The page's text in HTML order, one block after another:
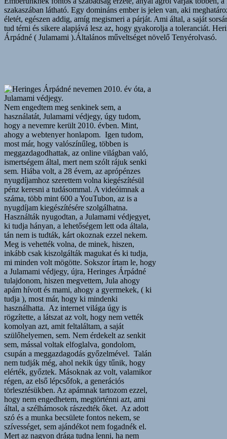
szakaszában látható. Egy domináns ember is jelen van, aki
életét, egészen addig, amíg megismeri a párját. Ami által, a saját
tud térni és sikere alapjává lesz az, hogy gyakorolja a toleranciát.
Árpádné ( Julamami ).Általános műveltséget növelő Tenyérolvasó.
Nem engedtem meg senkinek sem, a
használatát, Julamami védjegy, úgy tudom,
hogy a nevemre került 2010. évben. Mint,
ahogy a webtenyer honlapom. Igen tudom,
most már, hogy valószínűleg, többen is
meggazdagodhattak, az online világban való,
ismertségem által, mert nem szólt rájuk senki
sem. Hiába volt, a 28 évem, az aprópénzes
nyugdíjamhoz szerettem volna kiegészítésül
pénz keresni a tudásommal. A videóimnak a
száma, több mint 600 a YouTubon, az is a
nyugdíjam kiegészítésére szolgálhatna.
Használták nyugodtan, a Julamami védjegyet,
ki tudja hányan, a lehetőségem lett oda általa,
tán nem is tudták, kárt okoznak ezzel nekem.
Meg is vehették volna, de minek, hiszen,
inkább csak kiszolgálták magukat és ki tudja,
mi minden volt mögötte. Sokszor írtam le, hogy
a Julamami védjegy, újra, Heringes Árpádné
tulajdonom, hiszen megvettem, Jula ahogy
apám hívott és mami, ahogy a gyermekek, ( ki
tudja ), most már, hogy ki mindenki
használhatta. Az internet világa úgy is
rögzítette, a látszat az volt, hogy nem vették
komolyan azt, amit feltaláltam, a saját
szülőhelyemen, sem. Nem érdekelt az senkit
sem, mással voltak elfoglalva, gondolom,
csupán a meggazdagodás győzelmével. Talán
nem tudják még, ahol nekik úgy tűnik, hogy
elérték, győztek. Másoknak az volt, valamikor
régen, az első lépcsőfok, a generációs
törlesztésükben. Az apámnak tartozom ezzel,
hogy nem engedhetem, megtörténni azt, ami
által, a szélhámosok rászedték őket. Az adott
szó és a munka becsülete fontos nekem, se
szívességet, sem ajándékot nem fogadnék el.
Mert az nagyon drága tudna lenni, ha nem